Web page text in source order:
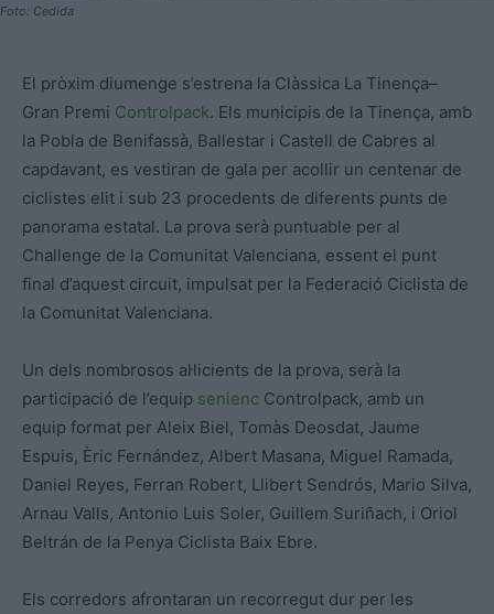
Foto: Cedida
El pròxim diumenge s’estrena la Clàssica La Tinença–
Gran Premi Controlpack. Els municipis de la Tinença, amb
la Pobla de Benifassà, Ballestar i Castell de Cabres al
capdavant, es vestiran de gala per acollir un centenar de
ciclistes elit i sub 23 procedents de diferents punts de
panorama estatal. La prova serà puntuable per al
Challenge de la Comunitat Valenciana, essent el punt
final d’aquest circuit, impulsat per la Federació Ciclista de
la Comunitat Valenciana.
Un dels nombrosos al·licients de la prova, serà la
participació de l’equip senienc Controlpack, amb un
equip format per Aleix Biel, Tomàs Deosdat, Jaume
Espuis, Èric Fernández, Albert Masana, Miguel Ramada,
Daniel Reyes, Ferran Robert, Llibert Sendrós, Mario Silva,
Arnau Valls, Antonio Luis Soler, Guillem Suriñach, i Oriol
Beltrán de la Penya Ciclista Baix Ebre.
Els corredors afrontaran un recorregut dur per les